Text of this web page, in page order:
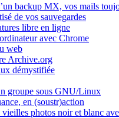
backup MX, vos mails
de vos sauvegardes
libre en ligne
avec Chrome
web
Archive.org
démystifiée
groupe sous GNU/Linux
en (soustr)action
photos noir et blanc